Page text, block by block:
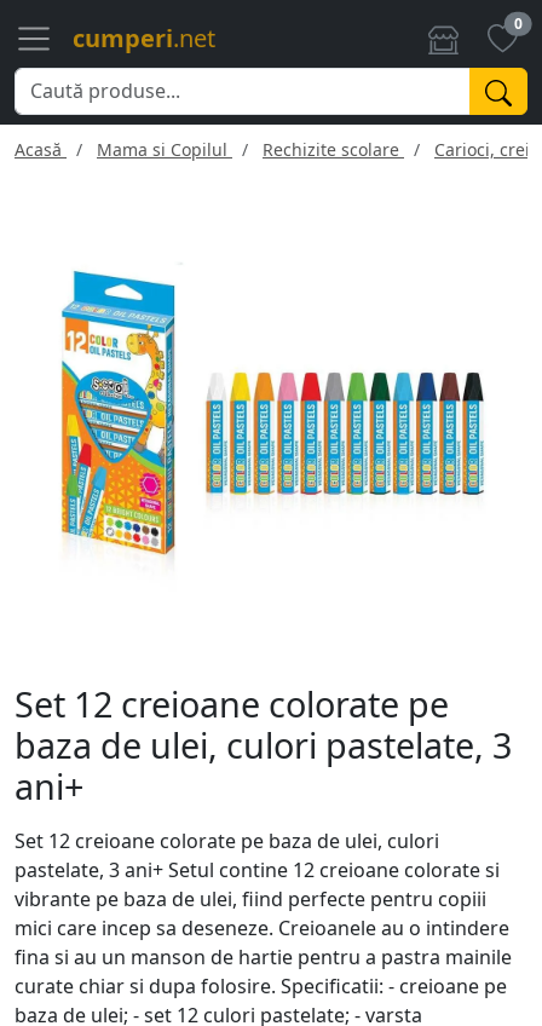
cumperi.net 0
Acasă Mama si Copilul Rechizite scolare Carioci,
Set 12 creioane colorate pe
baza de ulei, culori pastelate, 3
ani+
Set 12 creioane colorate pe baza de ulei, culori
pastelate, 3 ani+ Setul contine 12 creioane colorate si
vibrante pe baza de ulei, fiind perfecte pentru copiii
mici care incep sa deseneze. Creioanele au o intindere
fina si au un manson de hartie pentru a pastra mainile
curate chiar si dupa folosire. Specificatii: - creioane pe
baza de ulei; - set 12 culori pastelate; - varsta